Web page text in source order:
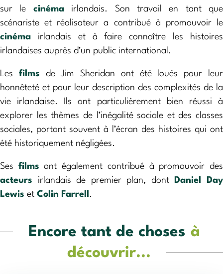
sur le cinémairlandais. Son travail en tant que
scénariste et réalisateur a contribué à promouvoir le
cinéma irlandais et à faire connaître les histoires
irlandaises auprès d’un public international.
Les films de Jim Sheridan ont été loués pour leur
honnêteté et pour leur description des complexités de la
vie irlandaise. Ils ont particulièrement bien réussi à
explorer les thèmes de l’inégalité sociale et des classes
sociales, portant souvent à l’écran des histoires qui ont
été historiquement négligées.
Ses films ont également contribué à promouvoir des
acteurs irlandais de premier plan, dont
Daniel Day
Lewis et Colin Farrell .
Encore tant de choses à
découvrir...